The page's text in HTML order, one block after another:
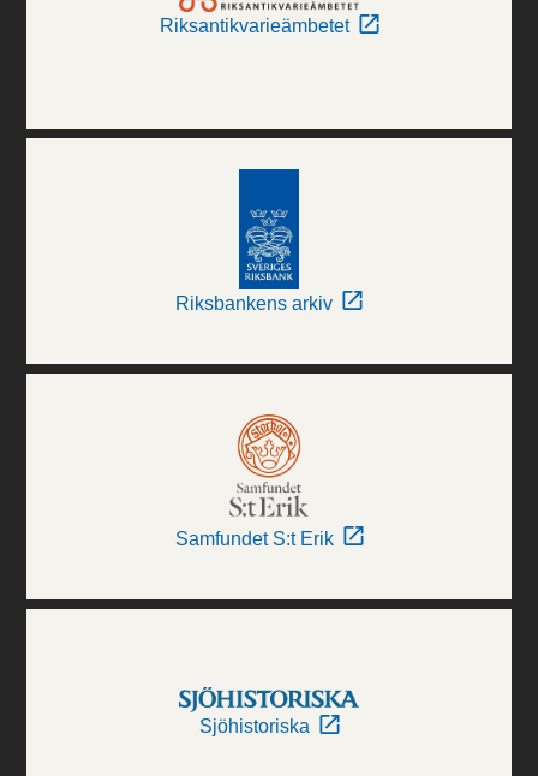
Riksantikvarieämbetet
Riksbankens arkiv
Samfundet S:t Erik
Sjöhistoriska